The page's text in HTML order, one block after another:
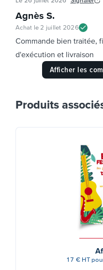
Agnès S.
Achat le 2 juillet 2026
Commande bien traitée,
d'exécution et livraison
Afficher les
Produits
17 € HT